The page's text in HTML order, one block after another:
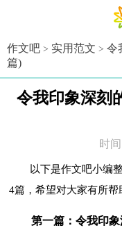
作文吧 > 实用范文 > 令
篇)
令我印象深刻
时
以下是作文吧小编整
4篇，希望对大家有所帮
第一篇：令我印象